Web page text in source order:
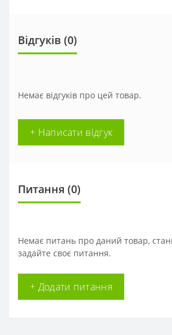
Відгуків (0)
Немає відгуків про цей товар.
+ Написати відгук
Питання (0)
Немає питань про даний товар,
задайте своє питання.
+ Додати питання